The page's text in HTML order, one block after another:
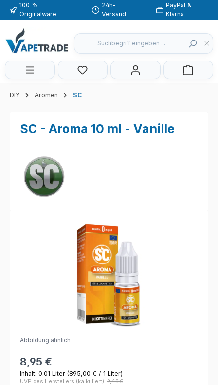
Zum Hauptinhalt springen
100 %
Originalware
24h-
Versand
PayPal &
Klarna
Du hast 0 Produkte auf dem
DIY Aromen SC
SC - Aroma 10 ml - Vanille
Bildergalerie überspringen
Abbildung ähnlich
Regulärer Preis:
8,95 €
Inhalt: 0.01 Liter (895,00 € / 1 Liter)
UVP des Herstellers (kalkuliert): 9,49 €